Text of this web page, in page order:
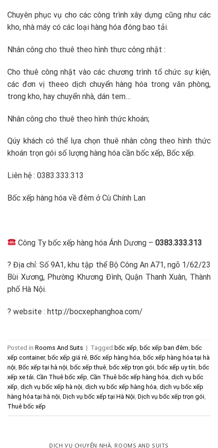
Chuyên phục vụ cho các công trình xây dựng cũng như các
kho, nhà máy có các loại hàng hóa đóng bao tải.
Nhân công cho thuê theo hình thưc công nhật :
Cho thuê công nhật vào các chương trình tổ chức sự kiện,
các đơn vị theeo dịch chuyển hàng hóa trong văn phòng,
trong kho, hay chuyển nhà, dán tem…
Nhân công cho thuê theo hình thức khoán;
Qúy khách có thể lựa chọn thuê nhân công theo hình thức
khoán trọn gói số lượng hàng hóa cần bốc xếp, Bốc xếp.
Liên hệ : 0383.333.313
Bốc xếp hàng hóa về đêm ở Cù Chính Lan
Công Ty bốc xếp hàng hóa Ánh Dương –0383.333.313
? Địa chỉ: Số 9A1, khu tập thể Bộ Công An A71, ngõ 1/62/23
Bùi Xương, Phường Khương Đình, Quận Thanh Xuân, Thành
phố Hà Nội.
? website : http://bocxephanghoa.com/
Posted in Rooms And Suits | Tagged bốc xếp, bốc xếp ban đêm, bốc
xếp container, bốc xếp giá rẻ, Bốc xếp hàng hóa, bốc xếp hàng hóa tại hà
nội, Bốc xếp tại hà nội, bốc xếp thuê, bốc xếp trọn gói, bốc xếp uy tín, bốc
xếp xe tải, Cần Thuê bốc xếp, Cần Thuê bốc xếp hàng hóa, dịch vụ bốc
xếp, dịch vụ bốc xếp hà nội, dịch vụ bốc xếp hàng hóa, dịch vụ bốc xếp
hàng hóa tại hà nội, Dịch vụ bốc xếp tại Hà Nội, Dịch vụ bốc xếp trọn gói,
Thuê bốc xếp
DỊCH VỤ CHUYỂN NHÀ, ROOMS AND SUITS